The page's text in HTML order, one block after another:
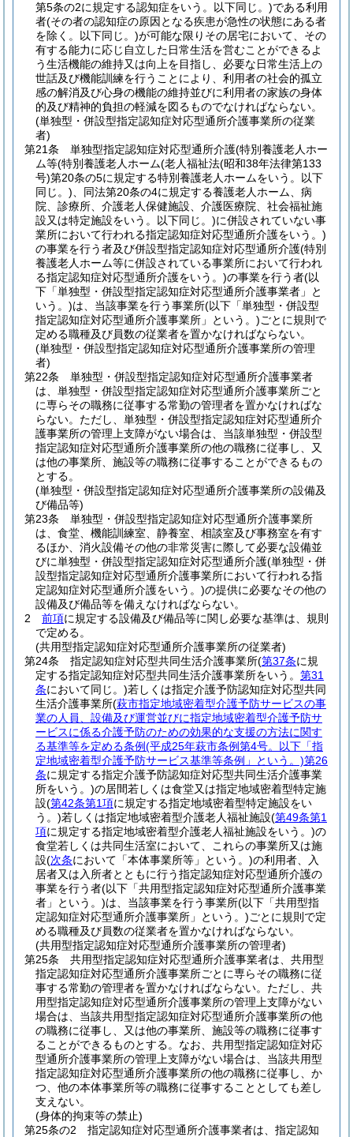
第5条の2に規定する認知症をいう。以下同じ。)である利用
者(その者の認知症の原因となる疾患が急性の状態にある者
を除く。以下同じ。)が可能な限りその居宅において、その
有する能力に応じ自立した日常生活を営むことができるよ
う生活機能の維持又は向上を目指し、必要な日常生活上の
世話及び機能訓練を行うことにより、利用者の社会的孤立
感の解消及び心身の機能の維持並びに利用者の家族の身体
的及び精神的負担の軽減を図るものでなければならない。
(単独型・併設型指定認知症対応型通所介護事業所の従業
者)
第21条
単独型指定認知症対応型通所介護(特別養護老人ホー
ム等(特別養護老人ホーム(老人福祉法(昭和38年法律第133
号)第20条の5に規定する特別養護老人ホームをいう。以下
同じ。) 、同法第20条の4に規定する養護老人ホーム、病
院、診療所、介護老人保健施設、介護医療院、社会福祉施
設又は特定施設をいう。以下同じ。)に併設されていない事
業所において行われる指定認知症対応型通所介護をいう。)
の事業を行う者及び併設型指定認知症対応型通所介護(特別
養護老人ホーム等に併設されている事業所において行われ
る指定認知症対応型通所介護をいう。)の事業を行う者(以
下「単独型・併設型指定認知症対応型通所介護事業者」と
いう。)は、当該事業を行う事業所(以下「単独型・併設型
指定認知症対応型通所介護事業所」という。)ごとに規則で
定める職種及び員数の従業者を置かなければならない。
(単独型・併設型指定認知症対応型通所介護事業所の管理
者)
第22条
単独型・併設型指定認知症対応型通所介護事業者
は、単独型・併設型指定認知症対応型通所介護事業所ごと
に専らその職務に従事する常勤の管理者を置かなければな
らない。 ただし、単独型・併設型指定認知症対応型通所介
護事業所の管理上支障がない場合は、当該単独型・併設型
指定認知症対応型通所介護事業所の他の職務に従事し、又
は他の事業所、施設等の職務に従事することができるもの
とする。
(単独型・併設型指定認知症対応型通所介護事業所の設備及
び備品等)
第23条
単独型・併設型指定認知症対応型通所介護事業所
は、食堂、機能訓練室、静養室、相談室及び事務室を有す
るほか、消火設備その他の非常災害に際して必要な設備並
びに単独型・併設型指定認知症対応型通所介護(単独型・併
設型指定認知症対応型通所介護事業所において行われる指
定認知症対応型通所介護をいう。)の提供に必要なその他の
設備及び備品等を備えなければならない。
2
前項に規定する設備及び備品等に関し必要な基準は、規則
で定める。
(共用型指定認知症対応型通所介護事業所の従業者)
第24条
指定認知症対応型共同生活介護事業所(第37条に規
定する指定認知症対応型共同生活介護事業所をいう。 第31
条において同じ。)若しくは指定介護予防認知症対応型共同
生活介護事業所(萩市指定地域密着型介護予防サービスの事
業の人員、設備及び運営並びに指定地域密着型介護予防サ
ービスに係る介護予防のための効果的な支援の方法に関す
る基準等を定める条例(平成25年萩市条例第4号。以下「指
定地域密着型介護予防サービス基準等条例」という。)第26
条に規定する指定介護予防認知症対応型共同生活介護事業
所をいう。)の居間若しくは食堂又は指定地域密着型特定施
設(第42条第1項に規定する指定地域密着型特定施設をい
う。)若しくは指定地域密着型介護老人福祉施設(第49条第1
項に規定する指定地域密着型介護老人福祉施設をいう。)の
食堂若しくは共同生活室において、これらの事業所又は施
設(次条において「本体事業所等」という。)の利用者、入
居者又は入所者とともに行う指定認知症対応型通所介護の
事業を行う者(以下「共用型指定認知症対応型通所介護事業
者」という。)は、当該事業を行う事業所(以下「共用型指
定認知症対応型通所介護事業所」という。)ごとに規則で定
める職種及び員数の従業者を置かなければならない。
(共用型指定認知症対応型通所介護事業所の管理者)
第25条
共用型指定認知症対応型通所介護事業者は、共用型
指定認知症対応型通所介護事業所ごとに専らその職務に従
事する常勤の管理者を置かなければならない。 ただし、共
用型指定認知症対応型通所介護事業所の管理上支障がない
場合は、当該共用型指定認知症対応型通所介護事業所の他
の職務に従事し、又は他の事業所、施設等の職務に従事す
ることができるものとする。 なお、共用型指定認知症対応
型通所介護事業所の管理上支障がない場合は、当該共用型
指定認知症対応型通所介護事業所の他の職務に従事し、か
つ、他の本体事業所等の職務に従事することとしても差し
支えない。
(身体的拘束等の禁止)
第25条の2
指定認知症対応型通所介護事業者は、指定認知